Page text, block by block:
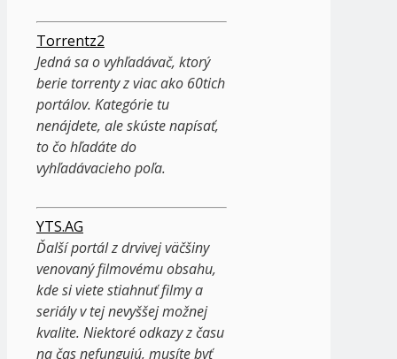
Torrentz2
Jedná sa o vyhľadávač, ktorý
berie torrenty z viac ako 60tich
portálov. Kategórie tu
nenájdete, ale skúste napísať,
to čo hľadáte do
vyhľadávacieho poľa.
YTS.AG
Ďalší portál z drvivej väčšiny
venovaný filmovému obsahu,
kde si viete stiahnuť filmy a
seriály v tej nevyššej možnej
kvalite. Niektoré odkazy z času
na čas nefungujú, musíte byť